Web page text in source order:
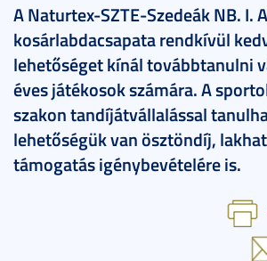
A Naturtex-SZTE-Szedeák NB. I.
kosárlabdacsapata rendkívül
lehetőséget kínál továbbtanulni
éves játékosok számára. A
szakon tandíjátvállalással
lehetőségük van ösztöndíj,
támogatás igénybevételére is.